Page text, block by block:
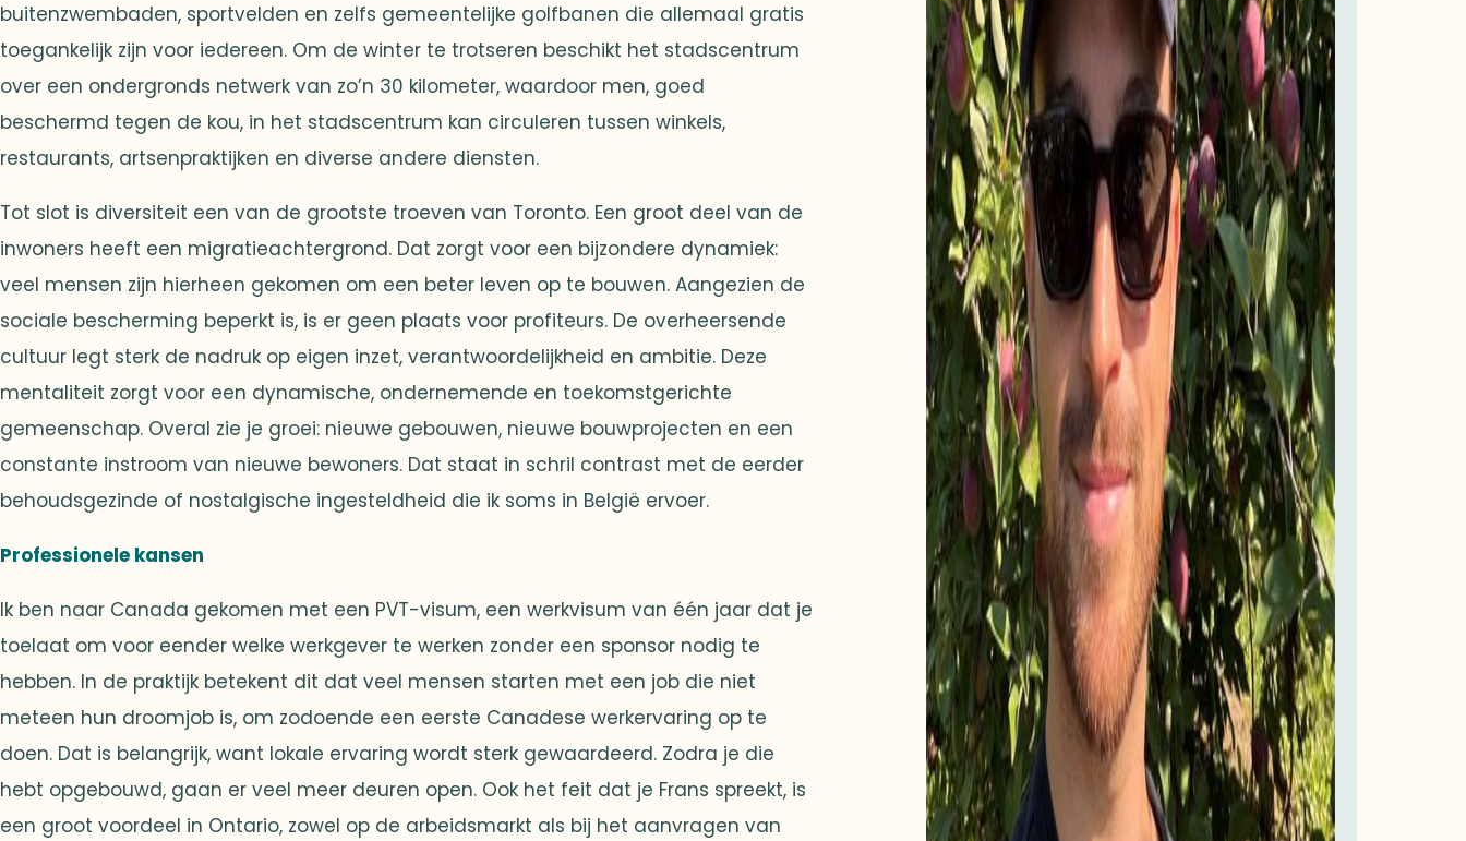
buitenzwembaden, sportvelden en zelfs gemeentelijke golfbanen die allemaal gratis
toegankelijk zijn voor iedereen. Om de winter te trotseren beschikt het stadscentrum
over een ondergronds netwerk van zo’n 30 kilometer, waardoor men, goed
beschermd tegen de kou, in het stadscentrum kan circuleren tussen winkels,
restaurants, artsenpraktijken en diverse andere diensten.
Tot slot is diversiteit een van de grootste troeven van Toronto. Een groot deel van de
inwoners heeft een migratieachtergrond. Dat zorgt voor een bijzondere dynamiek:
veel mensen zijn hierheen gekomen om een beter leven op te bouwen. Aangezien de
sociale bescherming beperkt is, is er geen plaats voor profiteurs. De overheersende
cultuur legt sterk de nadruk op eigen inzet, verantwoordelijkheid en ambitie. Deze
mentaliteit zorgt voor een dynamische, ondernemende en toekomstgerichte
gemeenschap. Overal zie je groei: nieuwe gebouwen, nieuwe bouwprojecten en een
constante instroom van nieuwe bewoners. Dat staat in schril contrast met de eerder
behoudsgezinde of nostalgische ingesteldheid die ik soms in België ervoer.
Professionele kansen
Ik ben naar Canada gekomen met een PVT-visum, een werkvisum van één jaar dat je
toelaat om voor eender welke werkgever te werken zonder een sponsor nodig te
hebben. In de praktijk betekent dit dat veel mensen starten met een job die niet
meteen hun droomjob is, om zodoende een eerste Canadese werkervaring op te
doen. Dat is belangrijk, want lokale ervaring wordt sterk gewaardeerd. Zodra je die
hebt opgebouwd, gaan er veel meer deuren open. Ook het feit dat je Frans spreekt, is
een groot voordeel in Ontario, zowel op de arbeidsmarkt als bij het aanvragen van